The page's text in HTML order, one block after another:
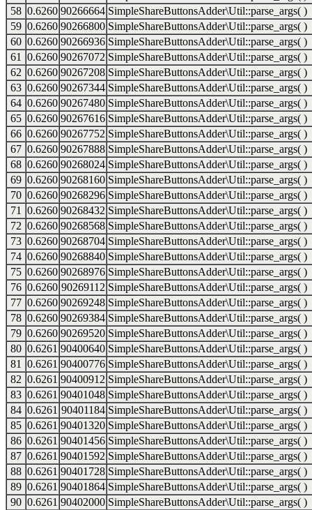
58 0.6260 90266664 SimpleShareButtonsAdder\Util::parse_args( )
59 0.6260 90266800 SimpleShareButtonsAdder\Util::parse_args( )
60 0.6260 90266936 SimpleShareButtonsAdder\Util::parse_args( )
61
0.6260 90267072 SimpleShareButtonsAdder\Util::parse_args( )
62 0.6260 90267208 SimpleShareButtonsAdder\Util::parse_args( )
63 0.6260 90267344 SimpleShareButtonsAdder\Util::parse_args( )
64 0.6260 90267480 SimpleShareButtonsAdder\Util::parse_args( )
65 0.6260 90267616 SimpleShareButtonsAdder\Util::parse_args( )
66 0.6260 90267752 SimpleShareButtonsAdder\Util::parse_args( )
67 0.6260 90267888 SimpleShareButtonsAdder\Util::parse_args( )
68 0.6260 90268024 SimpleShareButtonsAdder\Util::parse_args( )
69 0.6260 90268160 SimpleShareButtonsAdder\Util::parse_args( )
70 0.6260 90268296 SimpleShareButtonsAdder\Util::parse_args( )
71
0.6260 90268432 SimpleShareButtonsAdder\Util::parse_args( )
72 0.6260 90268568 SimpleShareButtonsAdder\Util::parse_args( )
73 0.6260 90268704 SimpleShareButtonsAdder\Util::parse_args( )
74 0.6260 90268840 SimpleShareButtonsAdder\Util::parse_args( )
75 0.6260 90268976 SimpleShareButtonsAdder\Util::parse_args( )
76 0.6260 90269112 SimpleShareButtonsAdder\Util::parse_args( )
77 0.6260 90269248 SimpleShareButtonsAdder\Util::parse_args( )
78 0.6260 90269384 SimpleShareButtonsAdder\Util::parse_args( )
79 0.6260 90269520 SimpleShareButtonsAdder\Util::parse_args( )
80 0.6261 90400640 SimpleShareButtonsAdder\Util::parse_args( )
81
0.6261 90400776 SimpleShareButtonsAdder\Util::parse_args( )
82 0.6261 90400912 SimpleShareButtonsAdder\Util::parse_args( )
83 0.6261 90401048 SimpleShareButtonsAdder\Util::parse_args( )
84 0.6261 90401184 SimpleShareButtonsAdder\Util::parse_args( )
85 0.6261 90401320 SimpleShareButtonsAdder\Util::parse_args( )
86 0.6261 90401456 SimpleShareButtonsAdder\Util::parse_args( )
87 0.6261 90401592 SimpleShareButtonsAdder\Util::parse_args( )
88 0.6261 90401728 SimpleShareButtonsAdder\Util::parse_args( )
89 0.6261 90401864 SimpleShareButtonsAdder\Util::parse_args( )
90 0.6261 90402000 SimpleShareButtonsAdder\Util::parse_args( )